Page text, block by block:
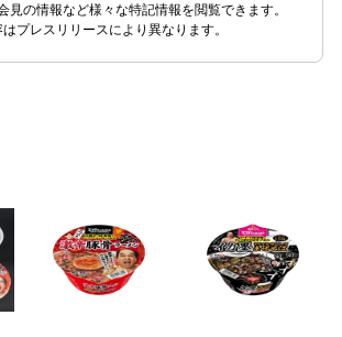
見の情報など様々な特記情報を閲覧できます。
プレスリリースにより異なります。